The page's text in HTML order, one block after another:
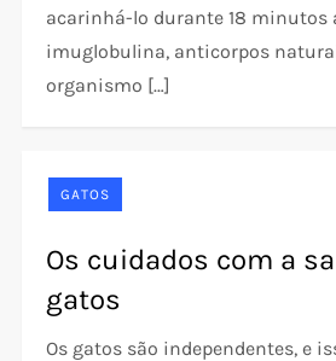
acarinhá-lo durante 18 minutos
imuglobulina, anticorpos
organismo […]
GATOS
Os cuidados com a
gatos
Os gatos são independentes, e